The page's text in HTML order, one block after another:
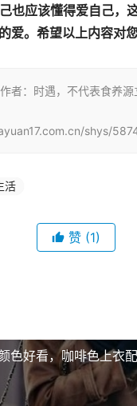
也应该懂得爱自己，
爱。希望以上内容对
者：时遇，不代表食养源
shys/
活
赞 (1)
色好看，咖啡色上衣